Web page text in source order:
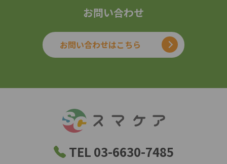
お問い合わせ
お問い合わせはこちら
TEL 03-6630-7485